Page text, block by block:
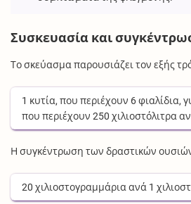
Συσκευασία και
Το σκεύασμα παρουσιάζει τον εξής
1 κυτία, που περιέχουν 6φιαλίδια,
που περιέχουν250 χιλιοστόλιτρα
Η συγκέντρωση των δραστικών
20 χιλιοστογραμμάρια ανά 1